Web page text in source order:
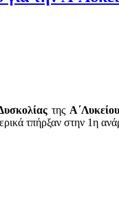
της Α΄Λυκείου
τπήρξαν στην 1η